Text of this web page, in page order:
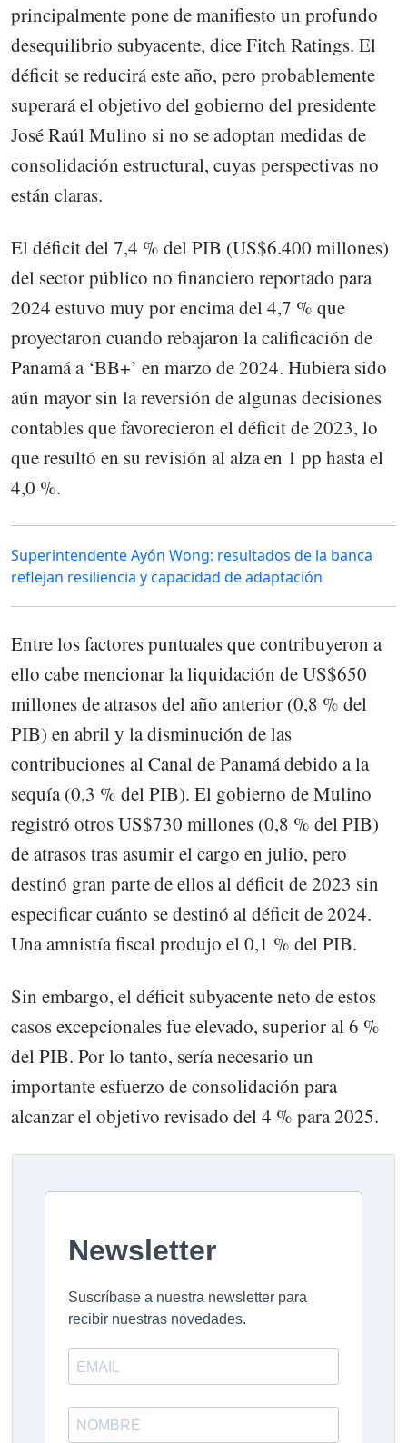
principalmente pone de manifiesto un profundo
desequilibrio subyacente, dice Fitch Ratings. El
déficit se reducirá este año, pero probablemente
superará el objetivo del gobierno del presidente
José Raúl Mulino si no se adoptan medidas de
consolidación estructural, cuyas perspectivas no
están claras.
El déficit del 7,4 % del PIB (US$6.400 millones)
del sector público no financiero reportado para
2024 estuvo muy por encima del 4,7 % que
proyectaron cuando rebajaron la calificación de
Panamá a ‘BB+’ en marzo de 2024. Hubiera sido
aún mayor sin la reversión de algunas decisiones
contables que favorecieron el déficit de 2023, lo
que resultó en su revisión al alza en 1 pp hasta el
4,0 %.
Superintendente Ayón Wong: resultados de la banca
reflejan resiliencia y capacidad de adaptación
Entre los factores puntuales que contribuyeron a
ello cabe mencionar la liquidación de US$650
millones de atrasos del año anterior (0,8 % del
PIB) en abril y la disminución de las
contribuciones al Canal de Panamá debido a la
sequía (0,3 % del PIB). El gobierno de Mulino
registró otros US$730 millones (0,8 % del PIB)
de atrasos tras asumir el cargo en julio, pero
destinó gran parte de ellos al déficit de 2023 sin
especificar cuánto se destinó al déficit de 2024.
Una amnistía fiscal produjo el 0,1 % del PIB.
Sin embargo, el déficit subyacente neto de estos
casos excepcionales fue elevado, superior al 6 %
del PIB. Por lo tanto, sería necesario un
importante esfuerzo de consolidación para
alcanzar el objetivo revisado del 4 % para 2025.